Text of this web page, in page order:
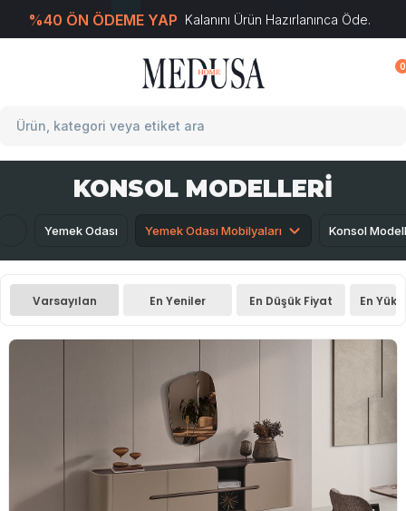
%40 ÖN ÖDEME YAP Kalanını Ürün Hazırlanınca Öde.
0
KONSOL MODELLERI
Yemek Odası Yemek Odası Mobilyaları Konsol
Varsayılan En Yeniler En Düşük Fiyat En
T-Soft E-Ticaret Sistemleriyle Hazırlanmıştır.